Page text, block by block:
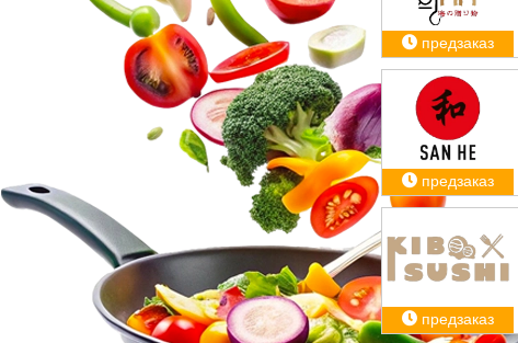
предзаказ
предзаказ
предзаказ